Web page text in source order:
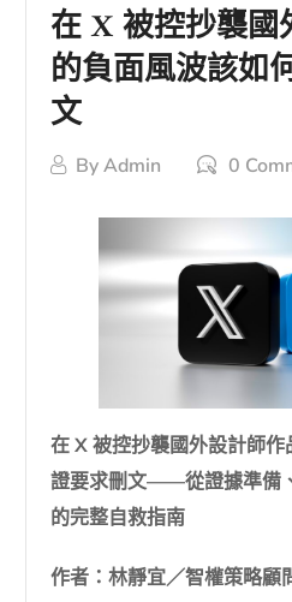
在 X 被控抄襲
的負面風波該如
文
ByAdmin 0
在 X 被控抄襲國外設計師
證要求刪文——從證據準備
的完整自救指南
作者：林靜宜／智權策略顧